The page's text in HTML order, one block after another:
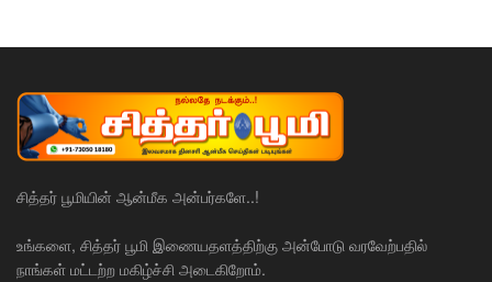
சித்தர் பூமியின் ஆன்மீக அன்பர்களே..!
உங்களை, சித்தர் பூமி இணையதளத்திற்கு அன்போடு வரவேற்பதில்
நாங்கள் மட்டற்ற மகிழ்ச்சி அடைகிறோம்.